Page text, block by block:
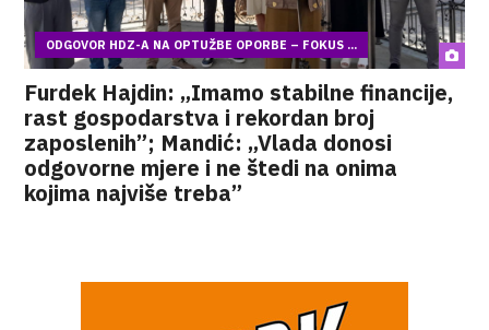
ODGOVOR HDZ-A NA OPTUŽBE OPORBE – FOKUS ...
Furdek Hajdin: „Imamo stabilne financije,
rast gospodarstva i rekordan broj
zaposlenih”; Mandić: „Vlada donosi
odgovorne mjere i ne štedi na onima
kojima najviše treba”